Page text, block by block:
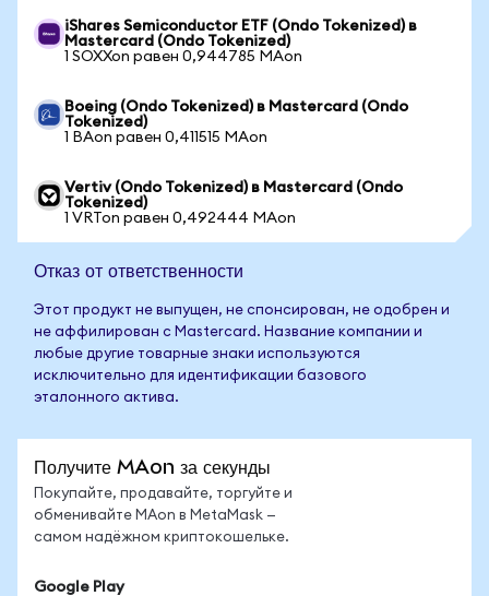
iShares Semiconductor ETF (Ondo Tokenized) в
Mastercard (Ondo Tokenized)
1 SOXXon равен 0,944785 MAon
Boeing (Ondo Tokenized) в Mastercard (Ondo
Tokenized)
1 BAon равен 0,411515 MAon
Vertiv (Ondo Tokenized) в Mastercard (Ondo
Tokenized)
1 VRTon равен 0,492444 MAon
Отказ от ответственности
Этот продукт не выпущен, не спонсирован, не одобрен и
не аффилирован с Mastercard. Название компании и
любые другие товарные знаки используются
исключительно для идентификации базового
эталонного актива.
Получите MAon за секунды
Покупайте, продавайте, торгуйте и
обменивайте MAon в MetaMask —
самом надёжном криптокошельке.
Google Play